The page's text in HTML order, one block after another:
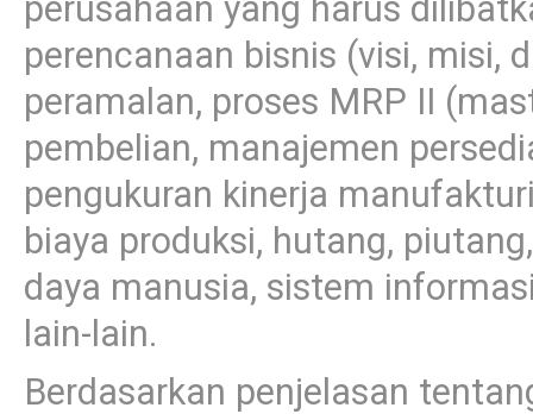
perusahaan yang harus
perencanaan bisnis (visi, misi,
peramalan, proses MRP II
pembelian, manajemen
pengukuran kinerja
biaya produksi, hutang,
daya manusia, sistem
lain-lain.
Berdasarkan penjelasan